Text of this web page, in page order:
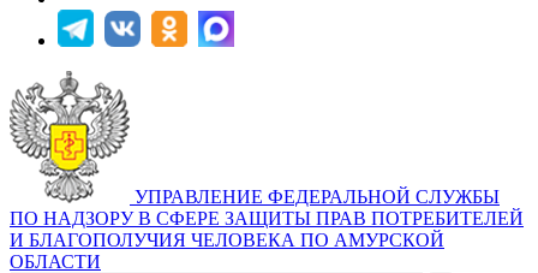
УПРАВЛЕНИЕ ФЕДЕРАЛЬНОЙ СЛУЖБЫ
ПО НАДЗОРУ В СФЕРЕ ЗАЩИТЫ ПРАВ ПОТРЕБИТЕЛЕЙ
И БЛАГОПОЛУЧИЯ ЧЕЛОВЕКА ПО АМУРСКОЙ
ОБЛАСТИ